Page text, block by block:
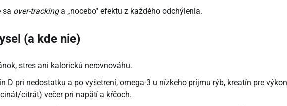
sa over-trackinga „nocebo“ efektu z každého odchýlenia.
(a kde nie)
stres ani kalorickú nerovnováhu.
D pri nedostatku a po vyšetrení, omega-3 u nízkeho príjmu rýb, kreatín pre výkon
citrát) večer pri napätí a kŕčoch.